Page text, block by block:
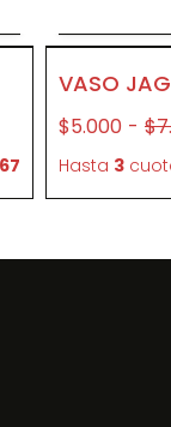
VASO
$5.000 -
Hasta 3